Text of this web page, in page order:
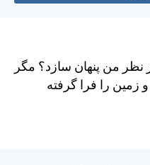
نظر من پنهان سازد؟ مگر
زمين را فرا گرفته